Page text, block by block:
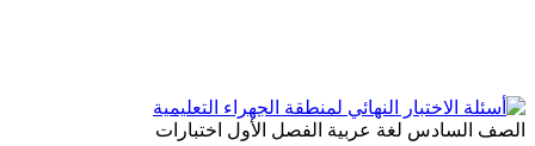
الصف السادس لغة عربية الفصل الأول اختبارات